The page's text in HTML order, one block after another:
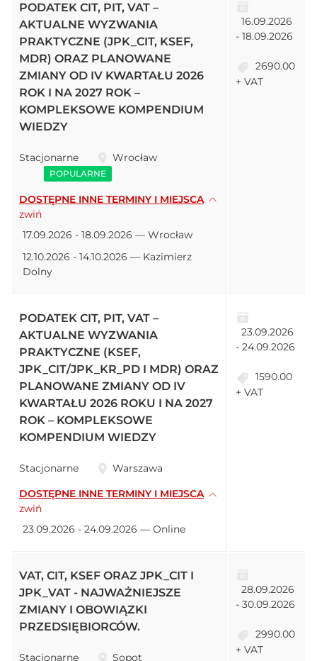
PODATEK CIT, PIT, VAT –
AKTUALNE WYZWANIA
PRAKTYCZNE (JPK_CIT, KSEF,
MDR) ORAZ PLANOWANE
ZMIANY OD IV KWARTAŁU 2026
ROK I NA 2027 ROK –
KOMPLEKSOWE KOMPENDIUM
WIEDZY
Stacjonarne Wrocław
POPULARNE
DOSTĘPNE INNE TERMINY I MIEJSCA
zwiń
17.09.2026 - 18.09.2026 — Wrocław
12.10.2026 - 14.10.2026 — Kazimierz
Dolny
16.09.2026
- 18.09.2026
2690.00
+ VAT
PODATEK CIT, PIT, VAT –
AKTUALNE WYZWANIA
PRAKTYCZNE (KSEF,
JPK_CIT/JPK_KR_PD I MDR) ORAZ
PLANOWANE ZMIANY OD IV
KWARTAŁU 2026 ROKU I NA 2027
ROK – KOMPLEKSOWE
KOMPENDIUM WIEDZY
Stacjonarne Warszawa
DOSTĘPNE INNE TERMINY I MIEJSCA
zwiń
23.09.2026 - 24.09.2026 — Online
23.09.2026
- 24.09.2026
1590.00
+ VAT
VAT, CIT, KSEF ORAZ JPK_CIT I
JPK_VAT - NAJWAŻNIEJSZE
ZMIANY I OBOWIĄZKI
PRZEDSIĘBIORCÓW.
Stacjonarne Sopot
28.09.2026
- 30.09.2026
2990.00
+ VAT